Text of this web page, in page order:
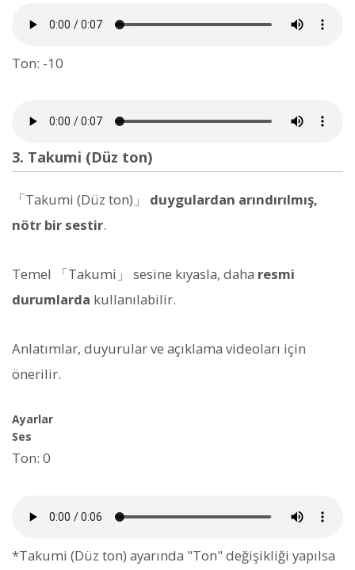
Ton: -10
3. Takumi (Düz ton)
「Takumi (Düz ton)」 duygulardan arındırılmış,
nötr bir sestir.
Temel 「Takumi」 sesine kıyasla, daha resmi
durumlarda kullanılabilir.
Anlatımlar, duyurular ve açıklama videoları için
önerilir.
Ayarlar
Ses
Ton: 0
*Takumi (Düz ton) ayarında "Ton" değişikliği yapılsa